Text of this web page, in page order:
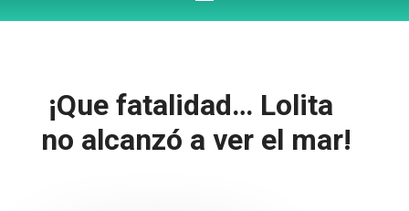
¡Que fatalidad… Lolita
no alcanzó a ver el mar!